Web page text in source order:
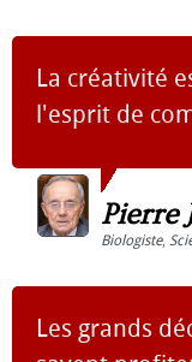
La créativité
l'esprit de
Pierre
Biologiste,
Les grands